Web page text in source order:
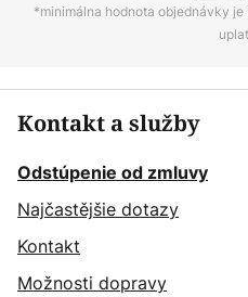
*minimálna hodnota objednávky
Kontakt a služby
Odstúpenie od zmluvy
Najčastějšie dotazy
Kontakt
Možnosti dopravy